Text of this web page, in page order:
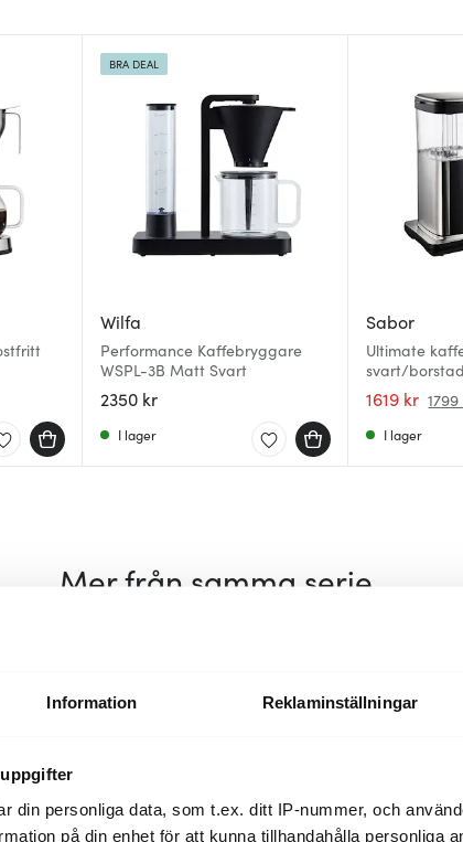
Information Reklaminställningar
din personliga data, som t.ex. ditt IP-nummer, och
på din enhet för att kunna tillhandahålla personliga
Wilfa
Performance Kaffebryggare
WSPL-3B Matt Svart
2350 kr
BRA DEAL
I lager
Sabor
Ultimate
svart/borstad
1619 kr
I lager
Mer från samma serie